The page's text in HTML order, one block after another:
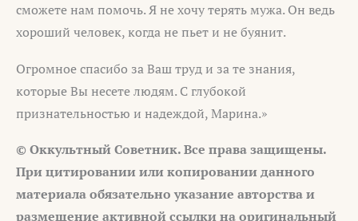
сможете нам помочь. Я не хочу терять мужа. Он ведь
хороший человек, когда не пьет и не буянит.
Огромное спасибо за Ваш труд и за те знания,
которые Вы несете людям. С глубокой
признательностью и надеждой, Марина.»
© Оккультный Советник. Все права защищены.
При цитировании или копировании данного
материала обязательно указание авторства и
размещение активной ссылки на оригинальный